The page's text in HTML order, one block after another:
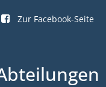
Zur Facebook-Seite